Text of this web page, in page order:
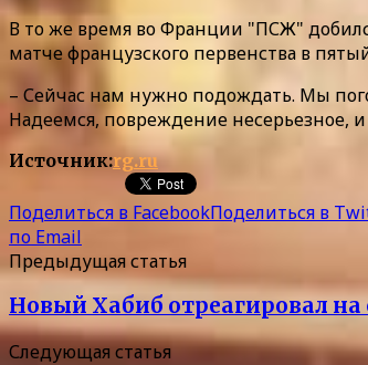
В то же время во Франции "ПСЖ"
матче французского первенства в
– Сейчас нам нужно подождать. Мы
Надеемся, повреждение несерьезное,
Источник:rg.ru
Поделиться в FacebookПоделиться в
по Email
Предыдущая статья
Новый Хабиб отреагировал
Следующая статья